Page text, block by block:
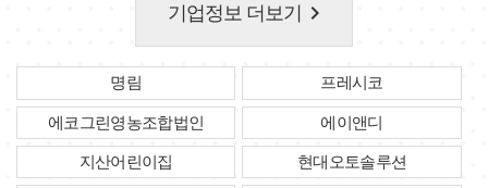
기업정보 더보기 keyboard_arrow_right
명림 프레시코
에코그린영농조합법인 에이앤디
지산어린이집 현대오토솔루션